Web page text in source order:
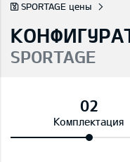
SPORTAGE цены
SPORTAGE
Комплектация